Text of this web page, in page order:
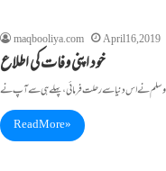
maqbooliya.com April 16, 2019
خود اپنی وفات کی اطلاع
Read More »